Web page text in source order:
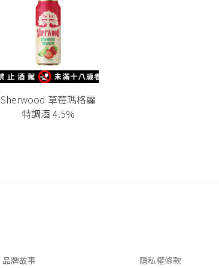
Sherwood 草莓瑪格麗
特調酒 4.5%
品牌故事 隱私權條款